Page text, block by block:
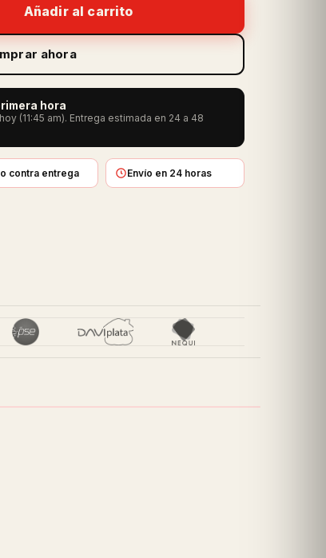
Añadir al carrito
ahora
hora
(11:45 am). Entrega estimada en 24 a 48
contra entrega Envío en 24 horas